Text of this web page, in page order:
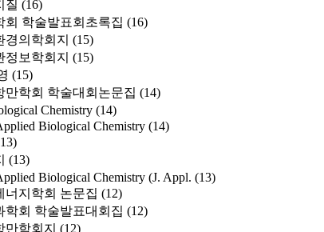
질 (16)
회 학술발표회초록집 (16)
의학회지 (15)
정보학회지 (15)
(15)
만학회 학술대회논문집 (14)
Chemistry (14)
Biological Chemistry (14)
(13)
Biological Chemistry (J. Appl. (13)
너지학회 논문집 (12)
학회 학술발표대회집 (12)
만학회지 (12)